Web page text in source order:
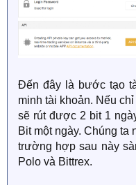
Đến đây là bước tạo
minh tài khoản. Nếu
sẽ rút được 2 bit 1
Bit một ngày. Chúng ta
trường hợp sau này
Polo và Bittrex.